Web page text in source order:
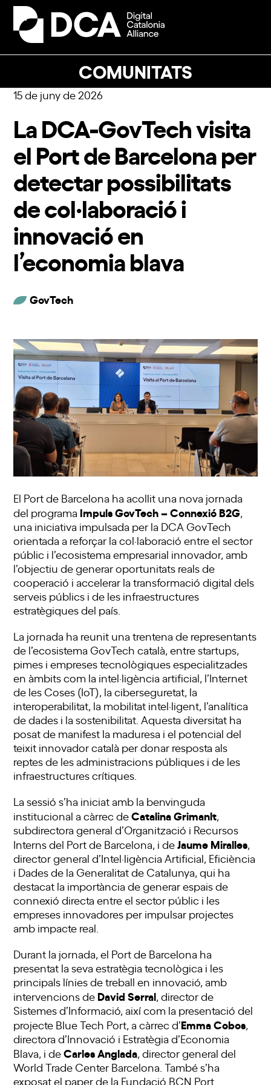
Skip
content
COMUNITATS
Open
mobile
Close
mobile
15 de juny de 2026
La DCA-GovTech visita
el Port de Barcelona per
detectar possibilitats
de col·laboració i
innovació en
l’economia blava
GovTech
El Port de Barcelona ha acollit una nova jornada
del programa Impuls GovTech – Connexió B2G
una iniciativa impulsada per la DCA GovTech
orientada a reforçar la col·laboració entre el sector
públic i l’ecosistema empresarial innovador, amb
l’objectiu de generar oportunitats reals de
cooperació i accelerar la transformació digital dels
serveis públics i de les infraestructures
estratègiques del país.
La jornada ha reunit una trentena de representants
de l’ecosistema GovTech català, entre startups,
pimes i empreses tecnològiques especialitzades
en àmbits com la intel·ligència artificial, l’Internet
de les Coses (IoT), la ciberseguretat, la
interoperabilitat, la mobilitat intel·ligent, l’analítica
de dades i la sostenibilitat. Aquesta diversitat ha
posat de manifest la maduresa i el potencial del
teixit innovador català per donar resposta als
reptes de les administracions públiques i de les
infraestructures crítiques.
La sessió s’ha iniciat amb la benvinguda
institucional a càrrec deCatalina Grimanlt
subdirectora general d’Organització i Recursos
Interns del Port de Barcelona, i deJaume Miralles
director general d’Intel·ligència Artificial, Eficiència
i Dades de la Generalitat de Catalunya, qui ha
destacat la importància de generar espais de
connexió directa entre el sector públic i les
empreses innovadores per impulsar projectes
amb impacte real.
Durant la jornada, el Port de Barcelona ha
presentat la seva estratègia tecnològica i les
principals línies de treball en innovació, amb
intervencions de David Serral , director de
Sistemes d’Informació, així com la presentació del
projecte Blue Tech Port, a càrrec d’Emma Cobos
directora d’Innovació i Estratègia d’Economia
Blava, i deCarles Anglada , director general del
World Trade Center Barcelona. També s’ha
exposat el paper de la Fundació BCN Port